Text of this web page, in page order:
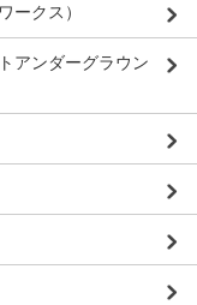
ークス）
アンダーグラウン